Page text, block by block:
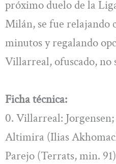
próximo duelo de la
Milán, se fue relajando
minutos y regalando
Villarreal, ofuscado, no
Ficha técnica:
0. Villarreal:
Altimira (Ilias
Parejo (Terrats, min.